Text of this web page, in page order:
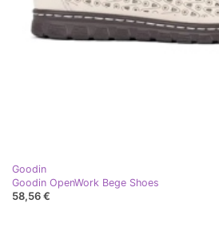
Goodin
Goodin OpenWork Bege Shoes
58,56 €